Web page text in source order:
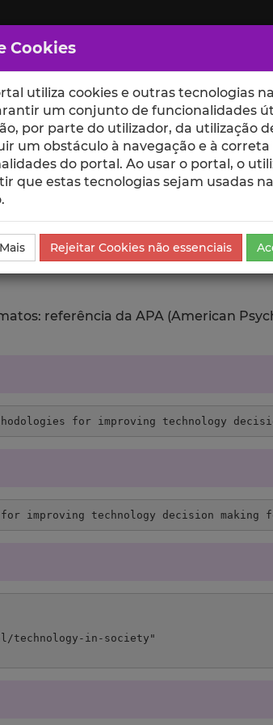
ESCOLAS
Exportar
referência da APA (American
for improving technology
technology decision making
Cookies
utiliza cookies e outras tecnologias
um conjunto de funcionalidades
por parte do utilizador, da utilização
um obstáculo à navegação e à
do portal. Ao usar o portal, o
que estas tecnologias sejam usadas
Rejeitar Cookies não essenciais